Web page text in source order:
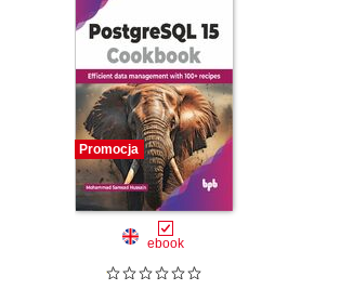
Promocja
ebook